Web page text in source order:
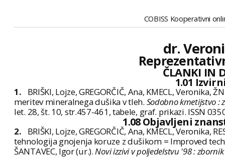
COBISS Kooperativni
dr.
ČLANKI IN
1.01
1.
BRIŠKI, Lojze, GREGORČIČ, Ana, KMECL, Veronika,
meritev mineralnega dušika v tleh. Sodobno kmetijstvo :
let. 28, št. 10, str.457-461, tabele, graf. prikazi. ISSN
1.08 Objavljeni
2.
BRIŠKI, Lojze, GREGORČIČ, Ana, KMECL, Veronika,
tehnologija gnojenja koruze z dušikom = Improved
ŠANTAVEC, Igor (ur.).Novi izzivi v poljedelstvu '98 :